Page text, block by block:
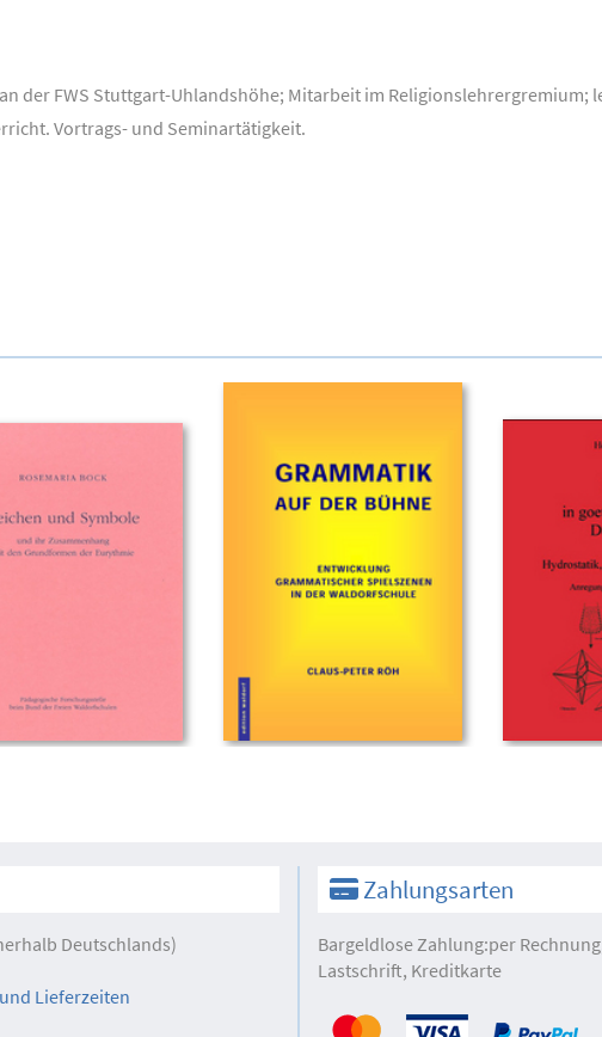
der FWS Stuttgart-Uhlandshöhe; Mitarbeit im Religionslehrergremium;
Vortrags- und Seminartätigkeit.
Deutschlands)
Lieferzeiten
Zahlungsarten
Bargeldlose Zahlung:per
Lastschrift, Kreditkarte